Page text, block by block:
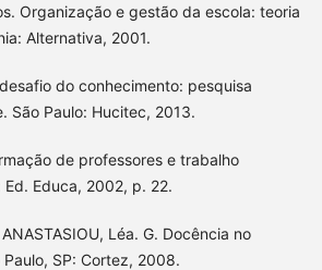
Organização e gestão da escola: teoria
Alternativa, 2001.
do conhecimento: pesquisa
São Paulo: Hucitec, 2013.
de professores e trabalho
Educa, 2002, p. 22.
Léa. G. Docência no
Paulo, SP: Cortez, 2008.